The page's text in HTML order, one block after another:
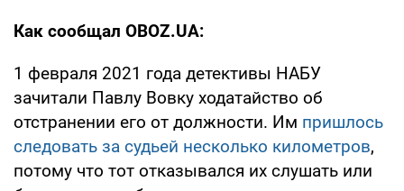
Как сообщал OBOZ.UA:
1 февраля 2021 года детективы НАБУ
зачитали Павлу Вовку ходатайство об
отстранении его от должности. Им пришлось
следовать за судьей несколько километров,
потому что тот отказывался их слушать или